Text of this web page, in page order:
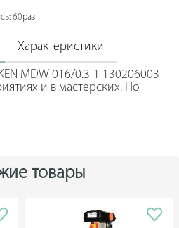
60раз
Характеристики
MDW 016/0.3-1 130206003
и в мастерских. По
занимает
серии. Конструкторы
товары